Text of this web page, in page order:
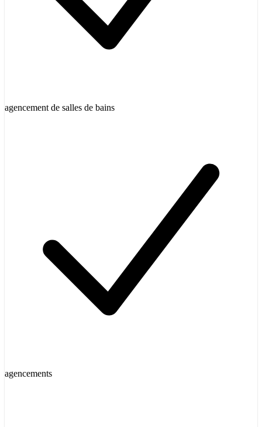
agencement de salles de bains
agencements